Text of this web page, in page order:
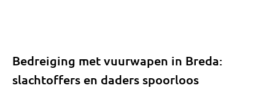
Bedreiging met vuurwapen in Breda:
slachtoffers en daders spoorloos